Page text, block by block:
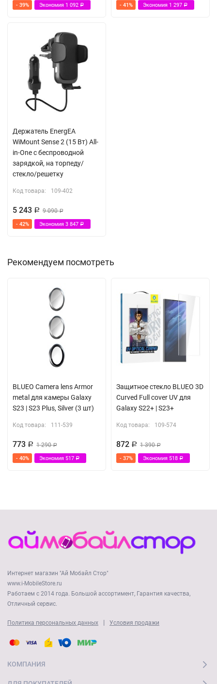
- 39% Экономия 1 092 Р - 41% Экономия 1 297 Р
Держатель EnergEA
WiMount Sense 2 (15 Вт) All-
in-One с беспроводной
зарядкой, на торпеду/
стекло/решетку
Код товара: 109-402
5 243 Р 9 090Р
- 42% Экономия 3 847 Р
Рекомендуем посмотреть
BLUEO Camera lens Armor
metal для камеры Galaxy
S23 | S23 Plus, Silver (3 шт)
Код товара: 111-539
773 Р 1 290Р
- 40% Экономия 517 Р
Защитное стекло BLUEO 3D
Curved Full cover UV для
Galaxy S22+ | S23+
Код товара: 109-574
872 Р 1 390Р
- 37% Экономия 518 Р
Интернет магазин "Ай Мобайл Стор"
www.i-MobileStore.ru
Работаем с 2014 года. Большой ассортимент, Гарантия качества,
Отличный сервис.
Политика персональных данных | Условия продажи
КОМПАНИЯ